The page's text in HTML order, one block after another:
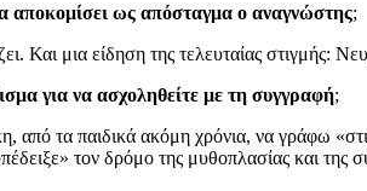
αποκομίσει ως απόσταγμα ο αναγνώστης;
Και μια είδηση της τελευταίας στιγμής:
για να ασχοληθείτε με τη συγγραφή;
από τα παιδικά ακόμη χρόνια, να γράφω
τον δρόμο της μυθοπλασίας και της